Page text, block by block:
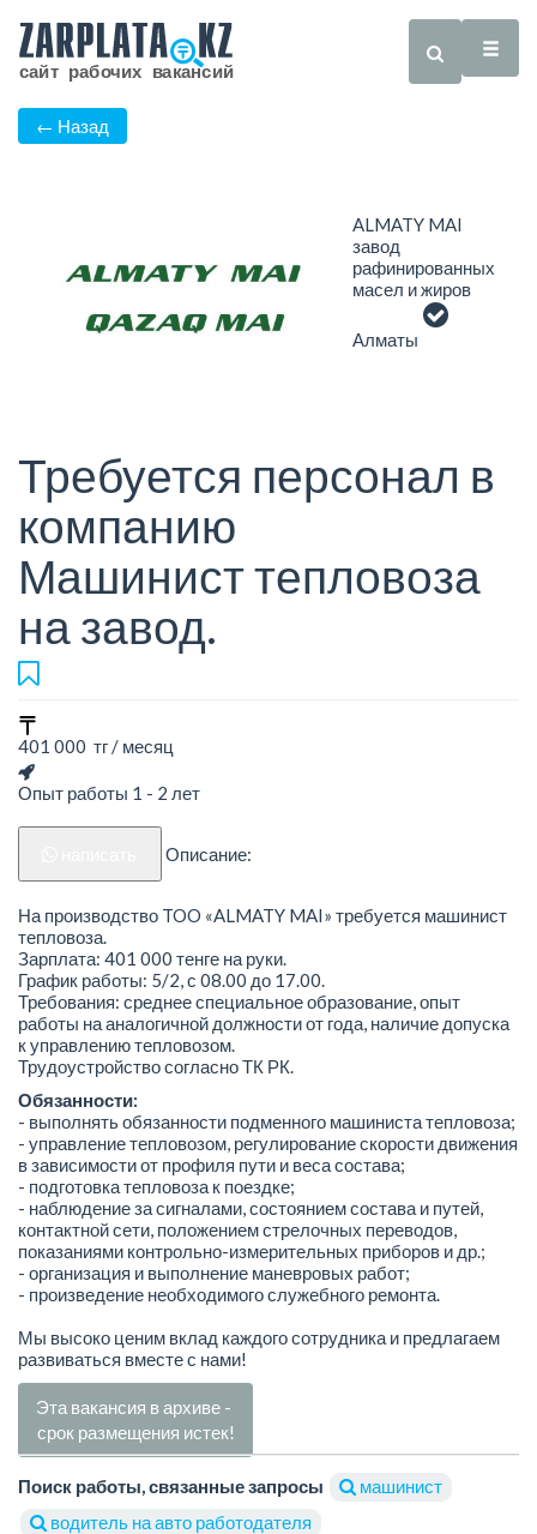
← Назад
ALMATY MAI
завод
рафинированных
масел и жиров
Алматы
Требуется персонал в
компанию
Машинист тепловоза
на завод.
401 000 тг / месяц
Опыт работы 1 - 2 лет
Описание:
На производство TOO «ALMATY MAI» требуется машинист
тепловоза.
Зарплата: 401 000 тенге на руки.
График работы: 5/2, с 08.00 до 17.00.
Требования: среднее специальное образование, опыт
работы на аналогичной должности от года, наличие допуска
к управлению тепловозом.
Трудоустройство согласно ТК РК.
Обязанности:
- выполнять обязанности подменного машиниста тепловоза;
- управление тепловозом, регулирование скорости движения
в зависимости от профиля пути и веса состава;
- подготовка тепловоза к поездке;
- наблюдение за сигналами, состоянием состава и путей,
контактной сети, положением стрелочных переводов,
показаниями контрольно-измерительных приборов и др.;
- организация и выполнение маневровых работ;
- произведение необходимого служебного ремонта.
Мы высоко ценим вклад каждого сотрудника и предлагаем
развиваться вместе с нами!
Эта вакансия в архиве -
срок размещения истек!
Поиск работы, связанные запросы
машинист
водитель на авто работодателя